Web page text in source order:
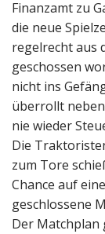
Finanzamt zu
die neue
regelrecht aus
geschossen
nicht ins
überrollt
nie wieder
Die
zum Tore
Chance auf
geschlossene
Der Matchplan